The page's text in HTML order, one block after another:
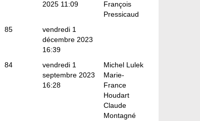
2025 11:09
François
Pressicaud
85
vendredi 1
décembre 2023
16:39
84
vendredi 1
septembre 2023
16:28
Michel Lulek
Marie-
France
Houdart
Claude
Montagné